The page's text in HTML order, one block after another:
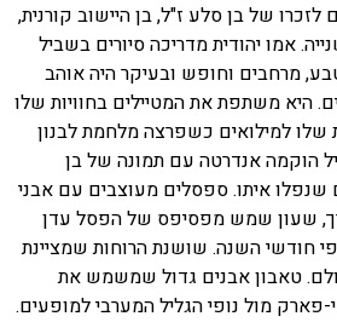
של בן סלע ז"ל, בן היישוב קורנית,
אמו יהודית מדריכה סיורים בשביל
מרחבים וחופש ובעיקר היה אוהב
היא משתפת את המטיילים בחוויות שלו
שלו למילואים כשפרצה מלחמת לבנון
הוקמה אנדרטה עם תמונה של בן
שנפלו איתו. ספסלים מעוצבים עם אבני
שעון שמש מפסיפס של הפסל עדן
חודשי השנה. שושנת הרוחות שמציינת
טאבון אבנים גדול שמשמש את
מול נופי הגליל המערבי למופעים.